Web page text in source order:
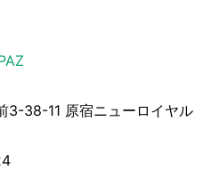
3-38-11 原宿ニューロイヤル